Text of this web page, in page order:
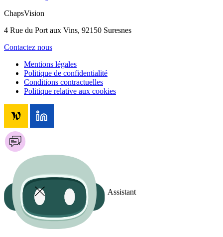
ChapsVision
4 Rue du Port aux Vins, 92150 Suresnes
Contactez nous
Mentions légales
Politique de confidentialité
Conditions contractuelles
Politique relative aux cookies
Assistant